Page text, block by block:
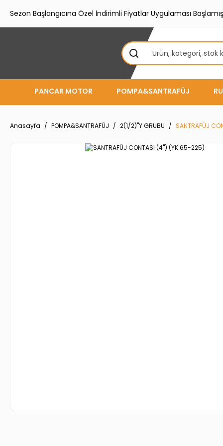
Sezon Başlangıcına Özel İndirimli Fiyatlar Uygulaması
PANCAR MOTOR POMPA&SANTRAFÜJ
Anasayfa POMPA&SANTRAFÜJ 2(1/2)''Y GRUBU SANTRAFÜJ